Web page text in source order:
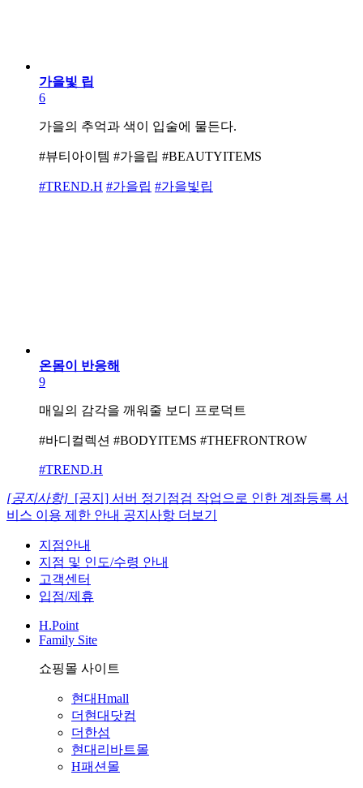
가을빛 립
6
가을의 추억과 색이 입술에 물든다.
#뷰티아이템 #가을립 #BEAUTYITEMS
#TREND.H #가을립 #가을빛립
온몸이 반응해
9
매일의 감각을 깨워줄 보디 프로덕트
#바디컬렉션 #BODYITEMS #THEFRONTROW
#TREND.H
[공지사항] [공지] 서버 정기점검 작업으로 인한 계좌등록 서
비스 이용 제한 안내 공지사항 더보기
지점안내
지점 및 인도/수령 안내
고객센터
입점/제휴
H.Point
Family Site
쇼핑몰 사이트
현대Hmall
더현대닷컴
더한섬
현대리바트몰
H패션몰